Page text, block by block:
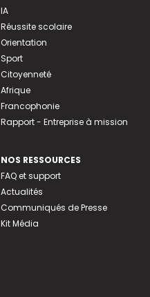
IA
Réussite scolaire
Orientation
Sport
Citoyenneté
Afrique
Francophonie
Rapport - Entreprise à mission
NOS RESSOURCES
FAQ et support
Actualités
Communiqués de Presse
Kit Média